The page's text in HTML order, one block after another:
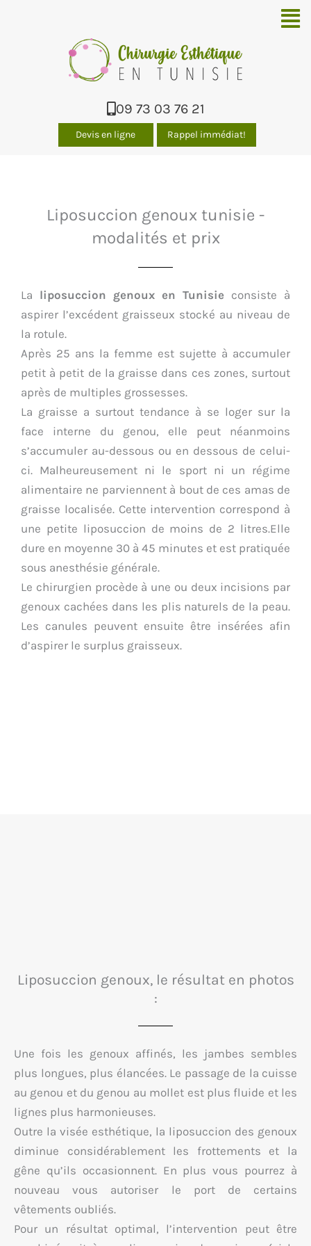
09 73 03 76 21
Devis en ligne Rappel immédiat!
Liposuccion genoux tunisie -
modalités et prix
La liposuccion genoux en Tunisie consiste à
aspirer l’excédent graisseux stocké au niveau de
la rotule.
Après 25 ans la femme est sujette à accumuler
petit à petit de la graisse dans ces zones, surtout
après de multiples grossesses.
La graisse a surtout tendance à se loger sur la
face interne du genou, elle peut néanmoins
s’accumuler au-dessous ou en dessous de celui-
ci. Malheureusement ni le sport ni un régime
alimentaire ne parviennent à bout de ces amas de
graisse localisée. Cette intervention correspond à
une petite liposuccion de moins de 2 litres.Elle
dure en moyenne 30 à 45 minutes et est pratiquée
sous anesthésie générale.
Le chirurgien procède à une ou deux incisions par
genoux cachées dans les plis naturels de la peau.
Les canules peuvent ensuite être insérées afin
d’aspirer le surplus graisseux.
Liposuccion genoux, le résultat en photos
:
Une fois les genoux affinés, les jambes sembles
plus longues, plus élancées. Le passage de la cuisse
au genou et du genou au mollet est plus fluide et les
lignes plus harmonieuses.
Outre la visée esthétique, la liposuccion des genoux
diminue considérablement les frottements et la
gêne qu’ils occasionnent. En plus vous pourrez à
nouveau vous autoriser le port de certains
vêtements oubliés.
Pour un résultat optimal, l’intervention peut être